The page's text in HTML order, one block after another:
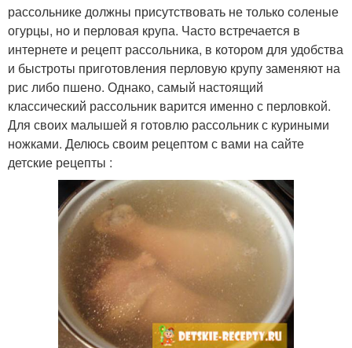
рассольнике должны присутствовать не только соленые
огурцы, но и перловая крупа. Часто встречается в
интернете и рецепт рассольника, в котором для удобства
и быстроты приготовления перловую крупу заменяют на
рис либо пшено. Однако, самый настоящий
классический рассольник варится именно с перловкой.
Для своих малышей я готовлю рассольник с куриными
ножками. Делюсь своим рецептом с вами на сайте
детские рецепты :